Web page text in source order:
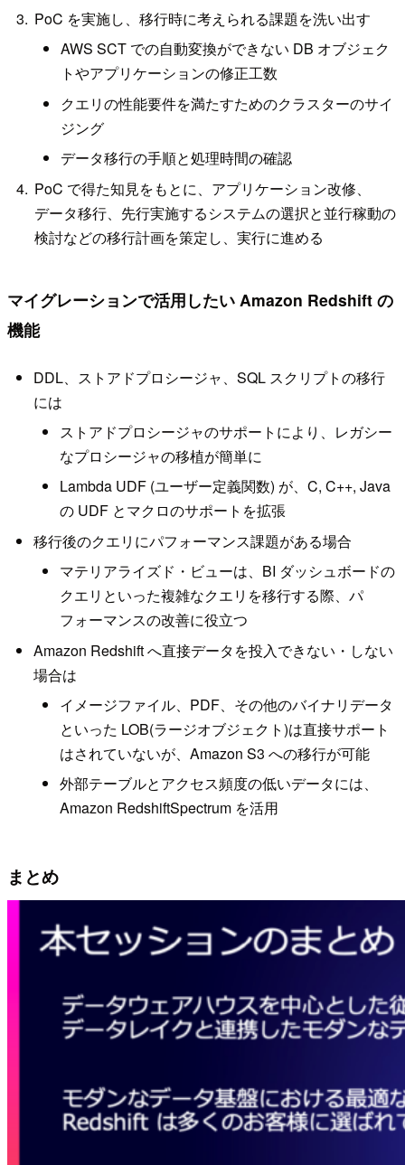
PoC を実施し、移⾏時に考えられる課題を洗い出す
AWS SCT での⾃動変換ができない DB オブジェク
トやアプリケーションの修正⼯数
クエリの性能要件を満たすためのクラスターのサイ
ジング
データ移⾏の⼿順と処理時間の確認
PoC で得た知⾒をもとに、アプリケーション改修、
データ移⾏、先⾏実施するシステムの選択と並⾏稼動の
検討などの移⾏計画を策定し、実⾏に進める
マイグレーションで活⽤したい Amazon Redshift の
機能
DDL、ストアドプロシージャ、SQL スクリプトの移⾏
には
ストアドプロシージャのサポートにより、レガシー
なプロシージャの移植が簡単に
Lambda UDF (ユーザー定義関数) が、C, C++, Java
の UDF とマクロのサポートを拡張
移⾏後のクエリにパフォーマンス課題がある場合
マテリアライズド・ビューは、BI ダッシュボードの
クエリといった複雑なクエリを移⾏する際、パ
フォーマンスの改善に役⽴つ
Amazon Redshift へ直接データを投⼊できない・しない
場合は
イメージファイル、PDF、その他のバイナリデータ
といった LOB(ラージオブジェクト)は直接サポート
はされていないが、Amazon S3 への移⾏が可能
外部テーブルとアクセス頻度の低いデータには、
Amazon RedshiftSpectrum を活⽤
まとめ